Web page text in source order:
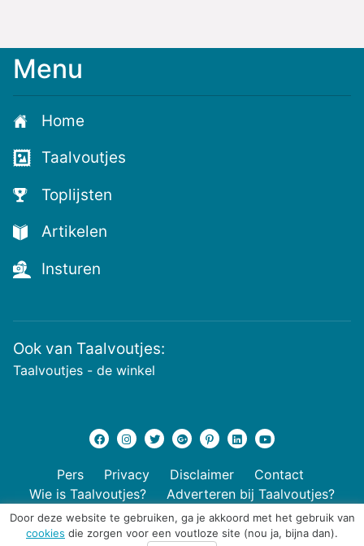
Menu
Home
Taalvoutjes
Toplijsten
Artikelen
Insturen
Ook van Taalvoutjes:
Taalvoutjes - de winkel
Pers Privacy Disclaimer
Contact
Wie is Taalvoutjes?
Adverteren bij Taalvoutjes?
Door deze website te gebruiken, ga je akkoord met het gebruik van
cookies die zorgen voor een voutloze site (nou ja, bijna dan).